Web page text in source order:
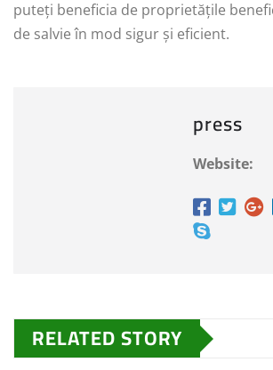
puteți beneficia de proprietățile
de salvie în mod sigur și eficient.
press
Website:
RELATED STORY